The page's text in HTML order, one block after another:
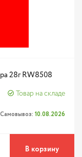
28г RW8508
Товар на складе
Самовывоз: 10.08.2026
В корзину